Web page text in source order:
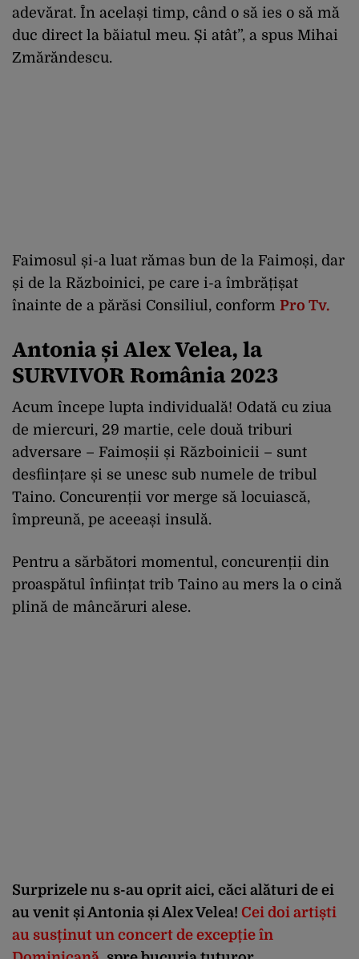
adevărat. În același timp, când o să ies o să mă
duc direct la băiatul meu. Și atât”, a spus Mihai
Zmărăndescu.
Faimosul și-a luat rămas bun de la Faimoși, dar
și de la Războinici, pe care i-a îmbrățișat
înainte de a părăsi Consiliul, conform Pro Tv.
Antonia și Alex Velea, la
SURVIVOR România 2023
Acum începe lupta individuală! Odată cu ziua
de miercuri, 29 martie, cele două triburi
adversare – Faimoșii și Războinicii – sunt
desființare și se unesc sub numele de tribul
Taino. Concurenții vor merge să locuiască,
împreună, pe aceeași insulă.
Pentru a sărbători momentul, concurenții din
proaspătul înființat trib Taino au mers la o cină
plină de mâncăruri alese.
Surprizele nu s-au oprit aici, căci alături de ei
au venit și Antonia și Alex Velea! Cei doi artiști
au susținut un concert de excepție în